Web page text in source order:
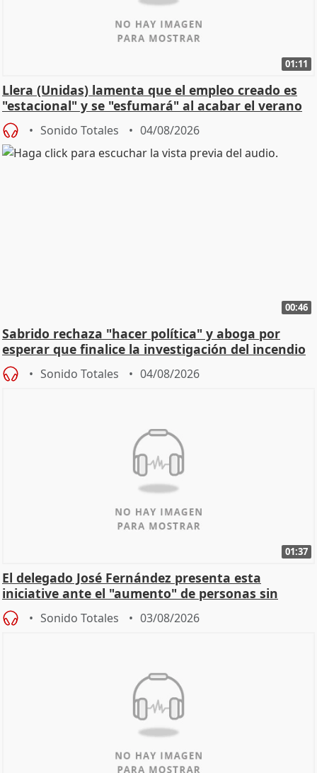
01:11
Llera (Unidas) lamenta que el empleo creado es
"estacional" y se "esfumará" al acabar el verano
Sonido Totales 04/08/2026
00:46
Sabrido rechaza "hacer política" y aboga por
esperar que finalice la investigación del incendio
Sonido Totales 04/08/2026
01:37
El delegado José Fernández presenta esta
iniciative ante el "aumento" de personas sin
hogar en Madri
Sonido Totales 03/08/2026